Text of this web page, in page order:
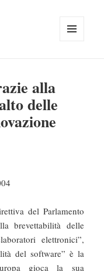
alla
delle
del Parlamento
brevettabilità delle
elettronici”,
del software” è la
gioca la sua